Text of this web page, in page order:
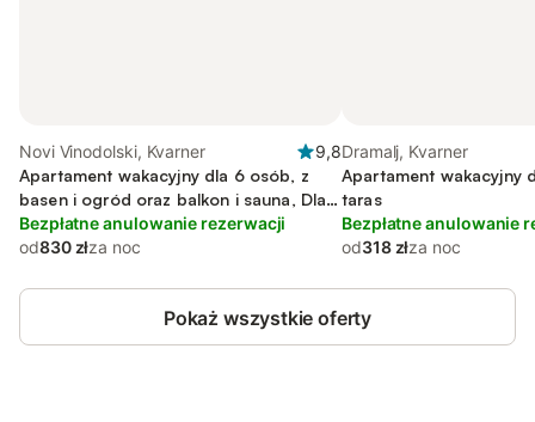
Novi Vinodolski, Kvarner
9,8
Apartament wakacyjny dla 6 osób, z
basen i ogród oraz balkon i sauna, Dla
rodziny
Bezpłatne anulowanie rezerwacji
od830 złza noc
Dramalj, Kvarner
Apartament wakacyjny
taras
Bezpłatne anulowanie
od318 złza noc
Pokaż wszystkie oferty